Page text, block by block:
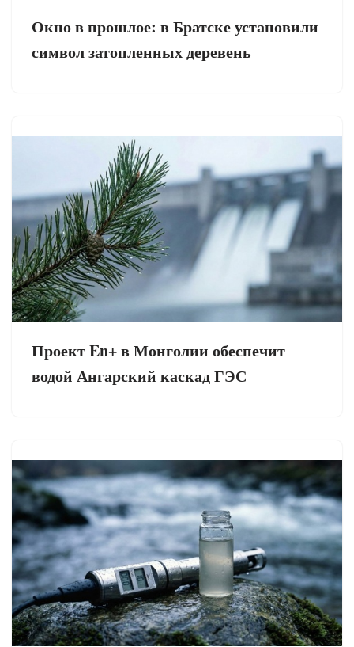
Окно в прошлое: в Братске установили
символ затопленных деревень
Проект En+ в Монголии обеспечит
водой Ангарский каскад ГЭС